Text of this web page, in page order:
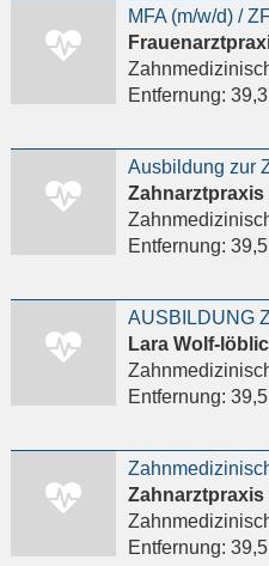
MFA (m/w/d) /
Entfernung:
Entfernung:
AUSBILDUNG
Lara Wolf-
Entfernung:
Entfernung: